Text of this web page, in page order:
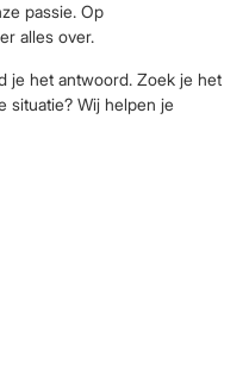
passie. Op
alles over.
je het antwoord. Zoek je het
situatie? Wij helpen je